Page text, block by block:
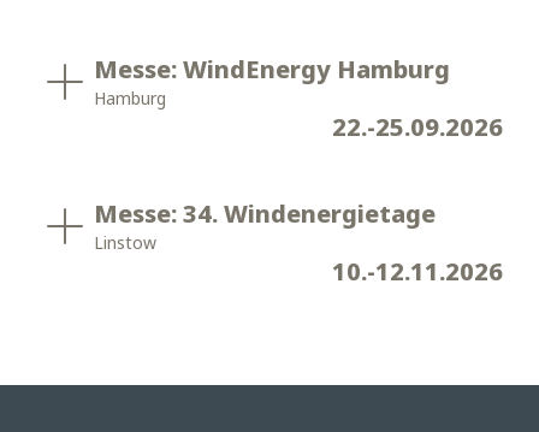
Messe: WindEnergy Hamburg
Hamburg
22.-25.09.2026
Messe: 34. Windenergietage
Linstow
10.-12.11.2026